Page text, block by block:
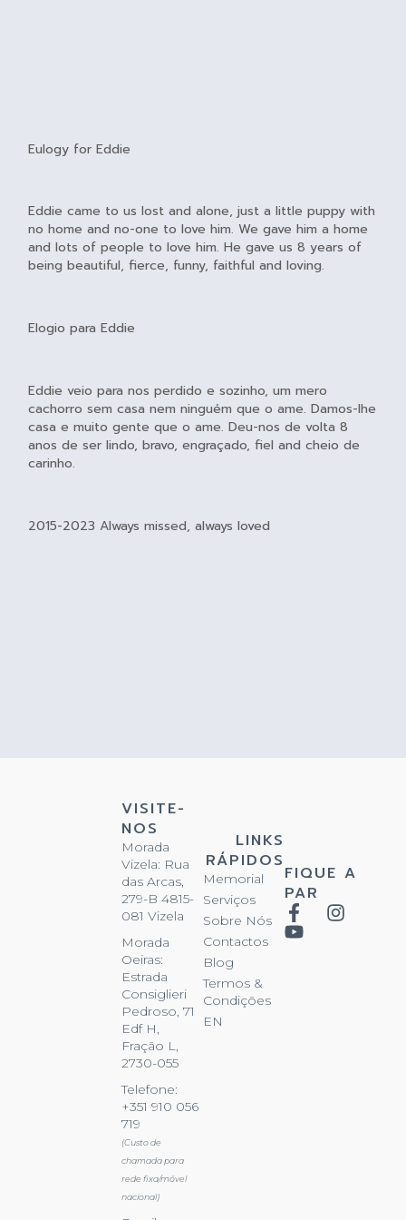
Eulogy for Eddie
Eddie came to us lost and alone, just a little puppy with
no home and no-one to love him. We gave him a home
and lots of people to love him. He gave us 8 years of
being beautiful, fierce, funny, faithful and loving.
Elogio para Eddie
Eddie veio para nos perdido e sozinho, um mero
cachorro sem casa nem ninguém que o ame. Damos-lhe
casa e muito gente que o ame. Deu-nos de volta 8
anos de ser lindo, bravo, engraçado, fiel and cheio de
carinho.
2015-2023 Always missed, always loved
VISITE-
NOS
Morada
Vizela: Rua
das Arcas,
279-B 4815-
081 Vizela
Morada
Oeiras:
Estrada
Consiglieri
Pedroso, 71
Edf H,
Fração L,
2730-055
Telefone:
+351 910 056
719
(Custo de
chamada para
rede fixa/móvel
nacional)
LINKS
RÁPIDOS
Memorial
Serviços
Sobre Nós
Contactos
Blog
Termos &
Condições
EN
FIQUE A
PAR